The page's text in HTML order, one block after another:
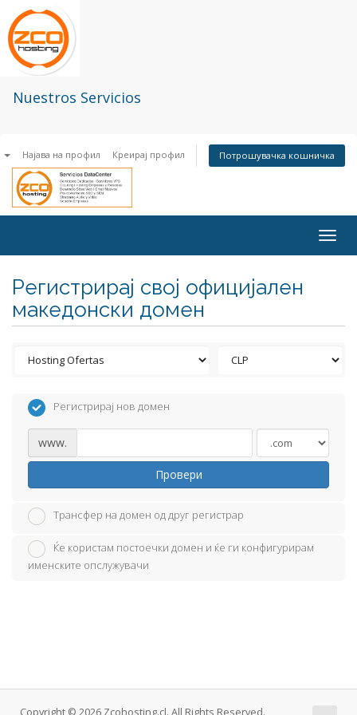
Nuestros Servicios
Најава на профил Креирај профил Потрошувачка кошничка
Регистрирај свој официјален
македонски домен
Регистрирај нов домен
www.
Провери
Трансфер на домен од друг регистрар
Ќе користам постоечки домен и ќе ги конфигурирам
именските опслужувачи
Copyright © 2026 Zcohosting.cl. All Rights Reserved.